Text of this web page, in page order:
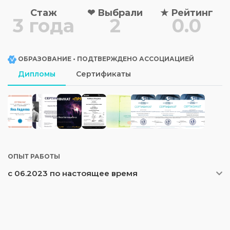
Стаж
3 года
❤ Выбрали
2
★ Рейтинг
0.0
ОБРАЗОВАНИЕ • ПОДТВЕРЖДЕНО АССОЦИАЦИЕЙ
Дипломы Сертификаты
ОПЫТ РАБОТЫ
с 06.2023 по настоящее время